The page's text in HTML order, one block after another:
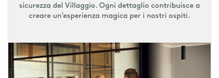
sicurezza del Villaggio. Ogni dettaglio contribuisce a
creare un’esperienza magica per i nostri ospiti.